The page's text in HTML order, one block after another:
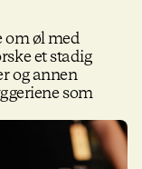
om øl med
et stadig
og annen
som